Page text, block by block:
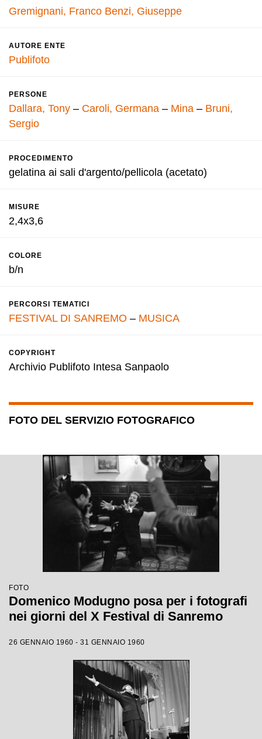
Gremignani, Franco Benzi, Giuseppe
AUTORE ENTE
Publifoto
PERSONE
Dallara, Tony – Caroli, Germana – Mina – Bruni,
Sergio
PROCEDIMENTO
gelatina ai sali d'argento/pellicola (acetato)
MISURE
2,4x3,6
COLORE
b/n
PERCORSI TEMATICI
FESTIVAL DI SANREMO – MUSICA
COPYRIGHT
Archivio Publifoto Intesa Sanpaolo
FOTO DEL SERVIZIO FOTOGRAFICO
FOTO
Domenico Modugno posa per i fotografi
nei giorni del X Festival di Sanremo
26 GENNAIO 1960 - 31 GENNAIO 1960